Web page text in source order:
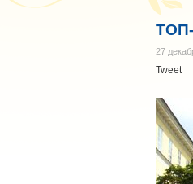
ТОП-
27
Tweet